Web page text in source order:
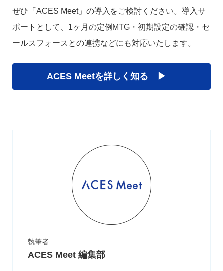
ぜひ「ACES Meet」の導入をご検討ください。導入サ
ポートとして、1ヶ月の定例MTG・初期設定の確認・セ
ールスフォースとの連携などにも対応いたします。
ACES Meetを詳しく知る ▶︎
執筆者
ACES Meet 編集部